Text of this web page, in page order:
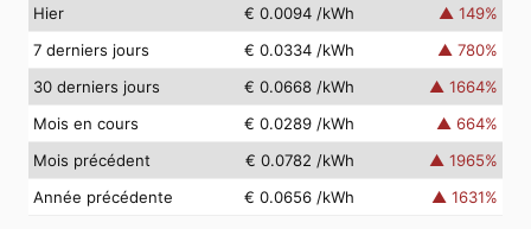
Hier
€ 0.0094 /kWh ▲ 149%
7 derniers jours
€ 0.0334 /kWh ▲ 780%
30 derniers jours
€ 0.0668 /kWh ▲ 1664%
Mois en cours
€ 0.0289 /kWh ▲ 664%
Mois précédent
€ 0.0782 /kWh ▲ 1965%
Année précédente
€ 0.0656 /kWh ▲ 1631%